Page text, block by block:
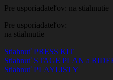
Pre usporiadateľov: na stiahnutie
Pre usporiadateľov:
na stiahnutie
Stiahnuť PRESS KIT
Stiahnuť STAGE PLAN a
Stiahnuť PLAYLISTY